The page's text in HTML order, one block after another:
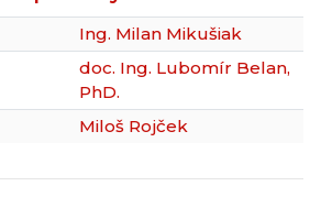
Ing. Milan Mikušiak
doc. Ing. Lubomír Belan,
PhD.
Miloš Rojček